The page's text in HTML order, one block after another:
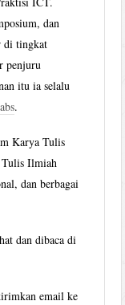
dan
di tingkat
penjuru
itu ia selalu
.
Karya Tulis
Ilmiah
dan berbagai
dan dibaca di
email ke